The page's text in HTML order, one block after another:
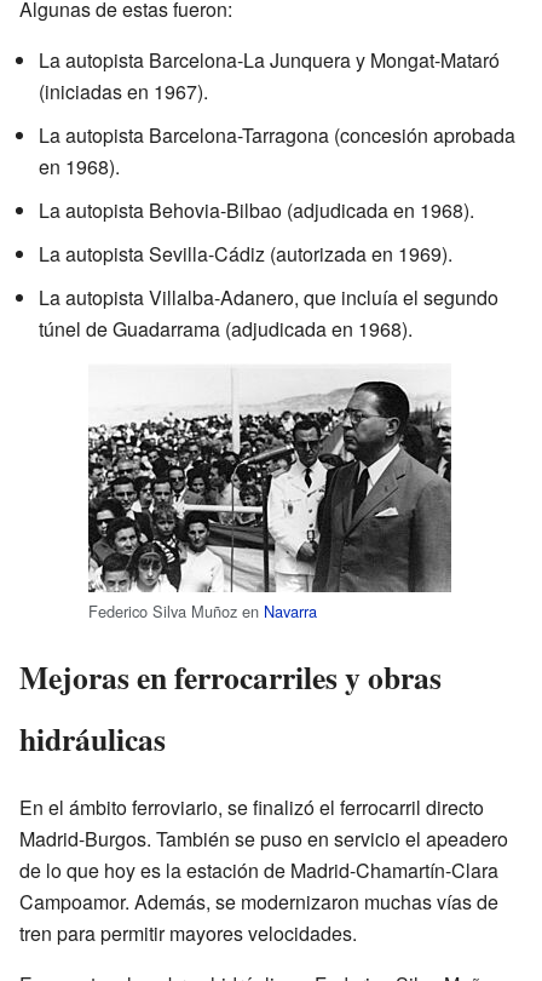
Algunas de estas fueron:
La autopista Barcelona-La Junquera y Mongat-Mataró
(iniciadas en 1967).
La autopista Barcelona-Tarragona (concesión aprobada
en 1968).
La autopista Behovia-Bilbao (adjudicada en 1968).
La autopista Sevilla-Cádiz (autorizada en 1969).
La autopista Villalba-Adanero, que incluía el segundo
túnel de Guadarrama (adjudicada en 1968).
Federico Silva Muñoz en Navarra
Mejoras en ferrocarriles y obras
hidráulicas
En el ámbito ferroviario, se finalizó el ferrocarril directo
Madrid-Burgos. También se puso en servicio el apeadero
de lo que hoy es la estación de Madrid-Chamartín-Clara
Campoamor. Además, se modernizaron muchas vías de
tren para permitir mayores velocidades.